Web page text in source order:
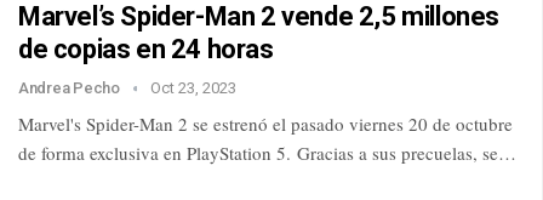
Marvel’s Spider-Man 2 vende 2,5 millones
de copias en 24 horas
Andrea Pecho Oct 23, 2023
Marvel's Spider-Man 2 se estrenó el pasado viernes 20 de octubre
de forma exclusiva en PlayStation 5. Gracias a sus precuelas, se…